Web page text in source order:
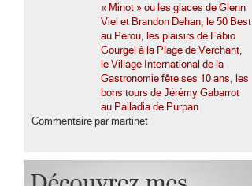
« Minot » ou les glaces de Glenn
Viel et Brandon Dehan, le 50 Best
au Pérou, les plaisirs de Fabio
Gourgel à la Plage de Verchant,
le Village International de la
Gastronomie fête ses 10 ans, les
bons tours de Jérémy Gabarrot
au Palladia de Purpan
Commentaire par martinet